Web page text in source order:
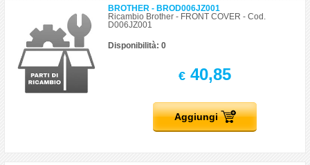
BROTHER - BROD006JZ001
Ricambio Brother - FRONT COVER - Cod.
D006JZ001
Disponibilità: 0
€40,85
Aggiungi